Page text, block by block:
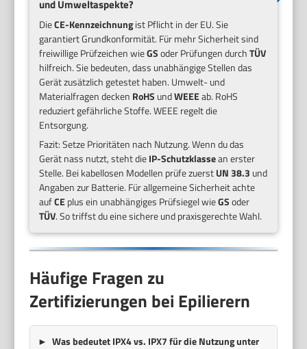
und Umweltaspekte?
DieCE-Kennzeichnungist Pflicht in der EU. Sie
garantiert Grundkonformität. Für mehr Sicherheit sind
freiwillige Prüfzeichen wieGSoder Prüfungen durchTÜV
hilfreich. Sie bedeuten, dass unabhängige Stellen das
Gerät zusätzlich getestet haben. Umwelt- und
Materialfragen decken RoHS undWEEEab. RoHS
reduziert gefährliche Stoffe. WEEE regelt die
Entsorgung.
Fazit: Setze Prioritäten nach Nutzung. Wenn du das
Gerät nass nutzt, steht dieIP-Schutzklassean erster
Stelle. Bei kabellosen Modellen prüfe zuerstUN 38.3 und
Angaben zur Batterie. Für allgemeine Sicherheit achte
aufCEplus ein unabhängiges Prüfsiegel wieGSoder
TÜV. So triffst du eine sichere und praxisgerechte Wahl.
Häufige Fragen zu
Zertifizierungen bei Epilierern
Was bedeutet IPX4 vs. IPX7 für die Nutzung unter